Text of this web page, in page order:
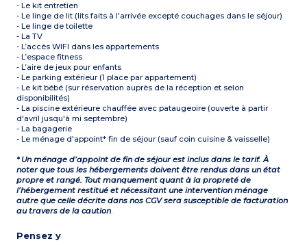
- Le kit entretien
- Le linge de lit (lits faits à l'arrivée excepté couchages dans le séjour)
- Le linge de toilette
- La TV
- L’accès WIFI dans les appartements
- L’espace fitness
- L’aire de jeux pour enfants
- Le parking extérieur (1 place par appartement)
- Le kit bébé (sur réservation auprès de la réception et selon
disponibilités)
- La piscine extérieure chauffée avec pataugeoire (ouverte à partir
d'avril jusqu'à mi septembre)
- La bagagerie
- Le ménage d'appoint* fin de séjour (sauf coin cuisine & vaisselle)
* Un ménage d’appoint de fin de séjour est inclus dans le tarif. À
noter que tous les hébergements doivent être rendus dans un état
propre et rangé. Tout manquement quant à la propreté de
l’hébergement restitué et nécessitant une intervention ménage
autre que celle décrite dans nos CGV sera susceptible de facturation
au travers de la caution.
Pensez y